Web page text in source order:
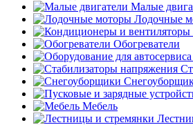
Малые
Лодочные
Обогреватели
Мебель